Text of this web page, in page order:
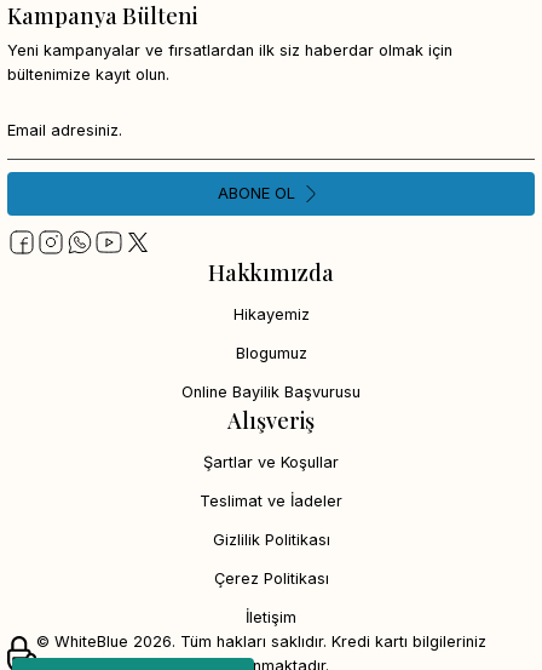
Hakkımızda
Hikayemiz
Blogumuz
Online Bayilik Başvurusu
Alışveriş
Şartlar ve Koşullar
Teslimat ve İadeler
Gizlilik Politikası
Çerez Politikası
İletişim
Kampanya Bülteni
Yeni kampanyalar ve fırsatlardan ilk siz haberdar olmak için
bültenimize kayıt olun.
ABONE OL
© WhiteBlue 2026. Tüm hakları saklıdır. Kredi kartı bilgileriniz
256bit SSL sertifikası ile korunmaktadır.